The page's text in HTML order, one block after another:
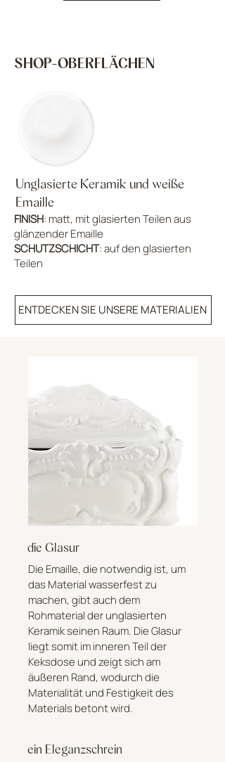
SHOP-OBERFLÄCHEN
Unglasierte Keramik und weiße
Emaille
FINISH: matt, mit glasierten Teilen aus
glänzender Emaille
SCHUTZSCHICHT: auf den glasierten
Teilen
ENTDECKEN SIE UNSERE MATERIALIEN
die Glasur
Die Emaille, die notwendig ist, um
das Material wasserfest zu
machen, gibt auch dem
Rohmaterial der unglasierten
Keramik seinen Raum. Die Glasur
liegt somit im inneren Teil der
Keksdose und zeigt sich am
äußeren Rand, wodurch die
Materialität und Festigkeit des
Materials betont wird.
ein Eleganzschrein